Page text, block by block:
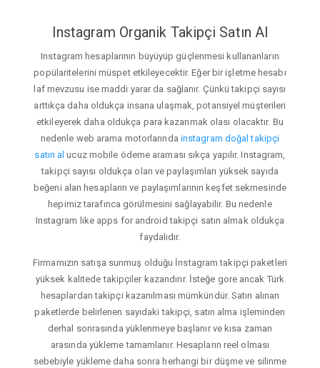
Instagram Organik Takipçi Satın Al
Instagram hesaplarının büyüyüp güçlenmesi kullananların
popülaritelerini müspet etkileyecektir. Eğer bir işletme hesabı
laf mevzusu ise maddi yarar da sağlanır. Çünkü takipçi sayısı
arttıkça daha oldukça insana ulaşmak, potansiyel müşterileri
etkileyerek daha oldukça para kazanmak olası olacaktır. Bu
nedenle web arama motorlarında instagram doğal takipçi
satın al ucuz mobile ödeme araması sıkça yapılır. Instagram,
takipçi sayısı oldukça olan ve paylaşımları yüksek sayıda
beğeni alan hesapların ve paylaşımlarının keşfet sekmesinde
hepimiz tarafınca görülmesini sağlayabilir. Bu nedenle
Instagram like apps for android takipçi satın almak oldukça
faydalıdır.
Firmamızın satışa sunmuş olduğu İnstagram takipçi paketleri
yüksek kalitede takipçiler kazandırır. İsteğe gore ancak Türk
hesaplardan takipçi kazanılması mümkündür. Satın alınan
paketlerde belirlenen sayıdaki takipçi, satın alma işleminden
derhal sonrasında yüklenmeye başlanır ve kısa zaman
arasında yükleme tamamlanır. Hesapların reel olması
sebebiyle yükleme daha sonra herhangi bir düşme ve silinme